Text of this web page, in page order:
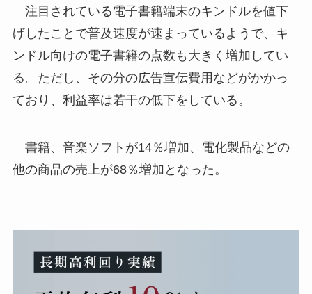
注目されている電子書籍端末のキンドルを値下
げしたことで普及速度が速まっているようで、キ
ンドル向けの電子書籍の点数も大きく増加してい
る。ただし、その分の広告宣伝費用などがかかっ
ており、利益率は若干の低下をしている。
書籍、音楽ソフトが14％増加、電化製品などの
他の商品の売上が68％増加となった。